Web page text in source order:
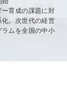
育成の課題に対
。次世代の経営
ムを全国の中小